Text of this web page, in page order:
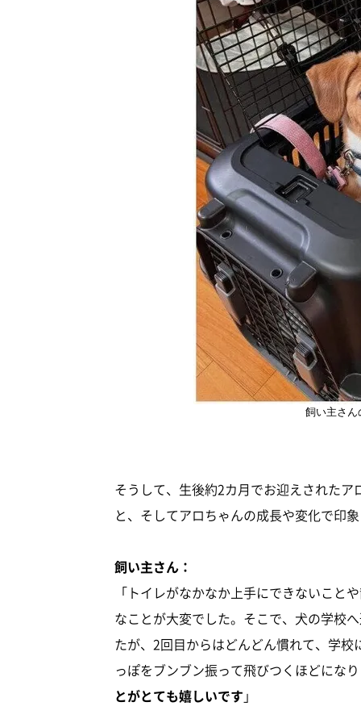
飼い主さ
そうして、生後約2カ月でお迎えされた
と、そしてアロちゃんの成長や変化で印
飼い主さん：
「トイレがなかなか上手にできないこと
なことが大変でした。そこで、犬の学校
たが、2回目からはどんどん慣れて、学
っぽをブンブン振って飛びつくほどにな
とがとても嬉しいです 」